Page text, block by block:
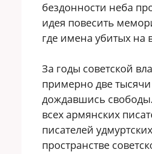
бездонности неба
идея повесить
где имена убитых на
За годы советской
примерно две
дождавшись
всех армянских
писателей
пространстве